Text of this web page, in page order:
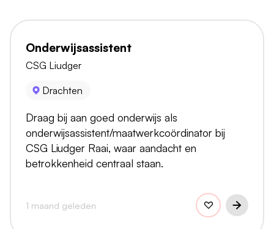
Onderwijsassistent
CSG Liudger
Drachten
Draag bij aan goed onderwijs als
onderwijsassistent/maatwerkcoördinator bij
CSG Liudger Raai, waar aandacht en
betrokkenheid centraal staan.
1 maand geleden